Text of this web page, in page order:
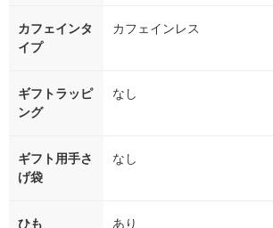
カフェインタ
イプ
カフェインレス
ギフトラッピ
ング
なし
ギフト用手さ
げ袋
なし
ひも あり